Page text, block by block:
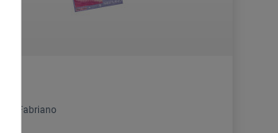
Fabriano